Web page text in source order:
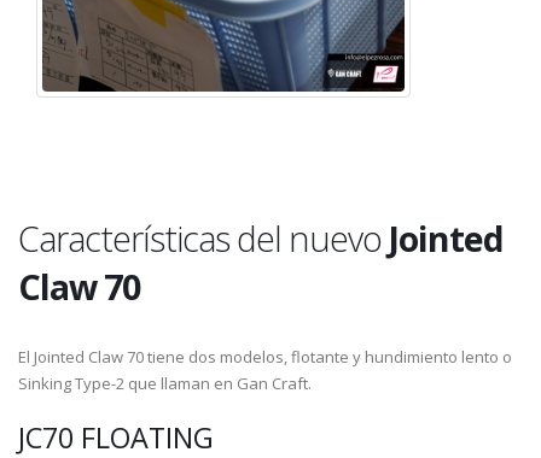
Características del nuevo Jointed
Claw 70
El Jointed Claw 70 tiene dos modelos, flotante y hundimiento lento o
Sinking Type-2 que llaman en Gan Craft.
JC70 FLOATING